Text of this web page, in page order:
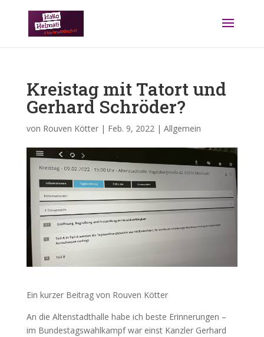
Kreistag mit Tatort und
Gerhard Schröder?
von Rouven Kötter| Feb. 9, 2022| Allgemein
Ein kurzer Beitrag von Rouven Kötter
An die Altenstadthalle habe ich beste Erinnerungen –
im Bundestagswahlkampf war einst Kanzler Gerhard